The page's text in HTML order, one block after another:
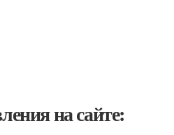
на сайте: